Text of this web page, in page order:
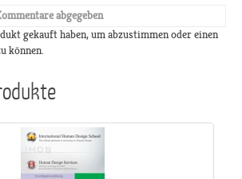
abgegeben
gekauft haben, um abzustimmen oder einen
können.